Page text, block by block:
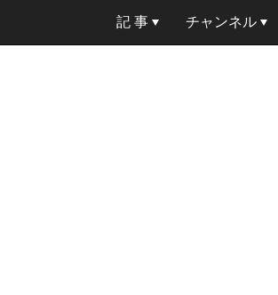
記 事 チャンネル